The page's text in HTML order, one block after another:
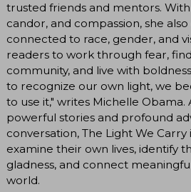
trusted friends and mentors.
candor, and compassion, she
connected to race, gender, and
readers to work through fear,
community, and live with
to recognize our own light, we
to use it," writes Michelle
powerful stories and profound
conversation, The Light We
examine their own lives, identify
gladness, and connect
world.